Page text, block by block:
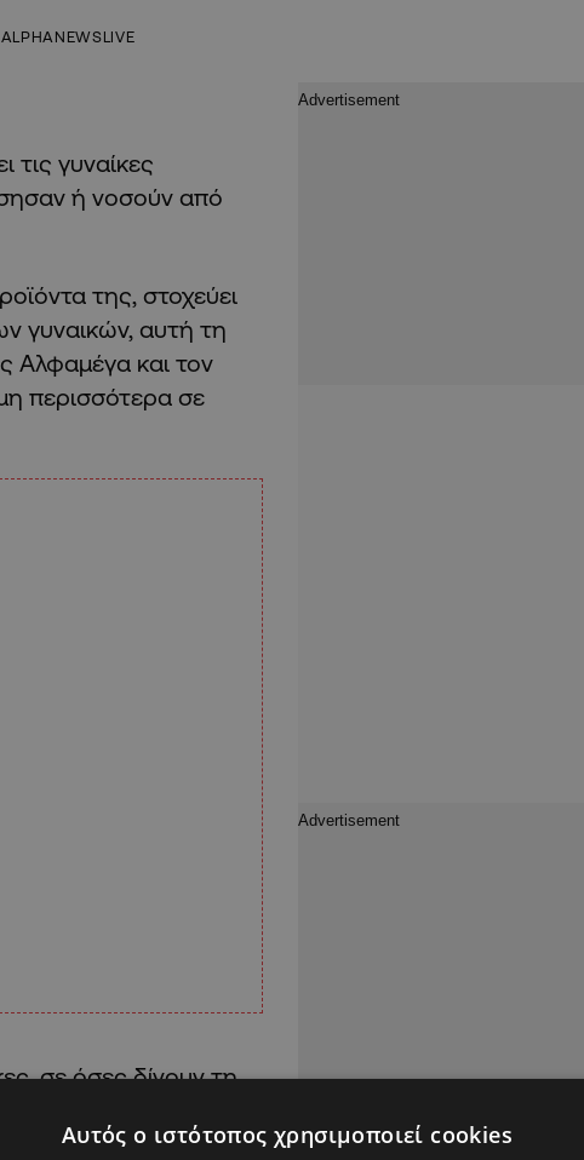
ALPHANEWSLIVE
τις γυναίκες
ή νοσούν από
της, στοχεύει
γυναικών, αυτή τη
Αλφαμέγα και τον
περισσότερα σε
σε όσες δίνουν τη
να μην νιώθει
της
Αυτός ο ιστότοπος χρησιμοποιεί cookies